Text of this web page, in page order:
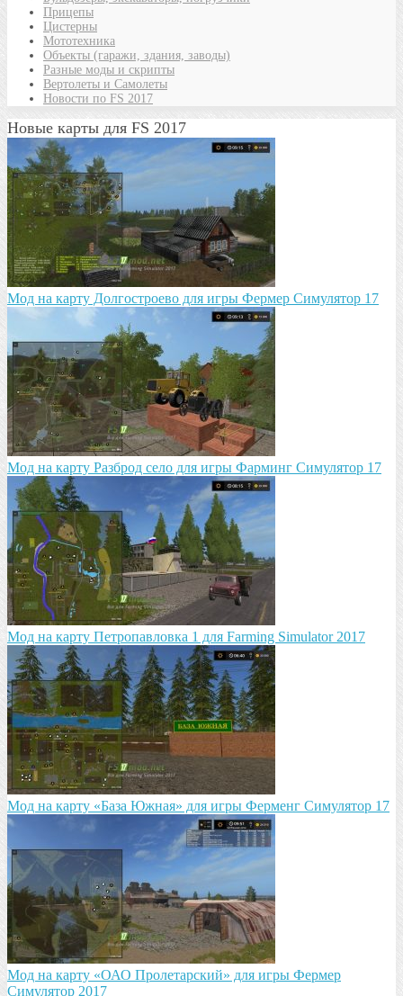
Прицепы
Цистерны
Мототехника
Объекты (гаражи, здания, заводы)
Разные моды и скрипты
Вертолеты и Самолеты
Новости по FS 2017
Новые карты для FS 2017
Мод на карту Долгостроево для игры Фермер Симулятор 17
Mод на карту Разброд село для игры Фарминг Симулятор 17
Мод на карту Петропавловка 1 для Farming Simulator 2017
Мод на карту «База Южная» для игры Ферменг Симулятор 17
Мод на карту «ОАО Пролетарский» для игры Фермер
Симулятор 2017